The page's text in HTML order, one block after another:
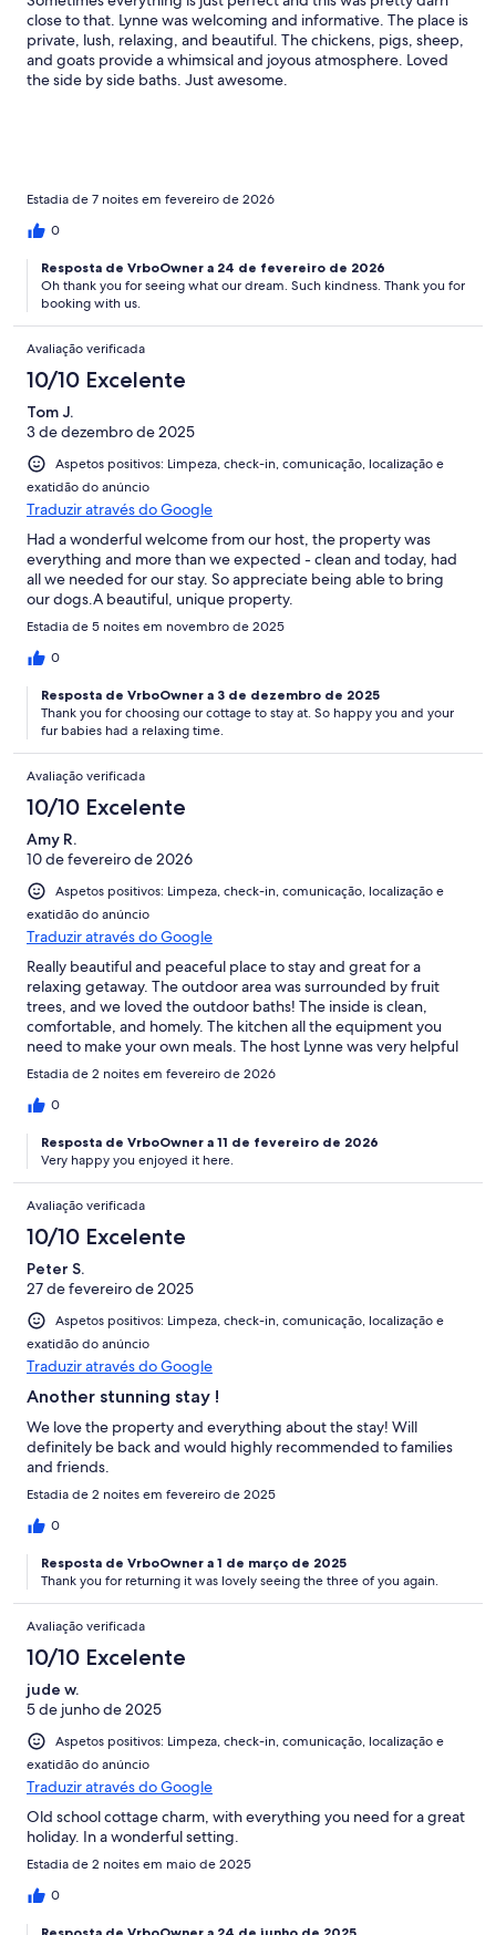
close to that. Lynne was welcoming and informative. The place is
private, lush, relaxing, and beautiful. The chickens, pigs, sheep,
and goats provide a whimsical and joyous atmosphere. Loved
the side by side baths. Just awesome.
Estadia de 7 noites em fevereiro de 2026
0
Resposta de VrboOwner a 24 de fevereiro de 2026
Oh thank you for seeing what our dream. Such kindness. Thank you for
booking with us.
Avaliação verificada
10/10 Excelente
Tom J.
3 de dezembro de 2025
Aspetos positivos: Limpeza, check-in, comunicação, localização e
exatidão do anúncio
Traduzir através do Google
Had a wonderful welcome from our host, the property was
everything and more than we expected - clean and today, had
all we needed for our stay. So appreciate being able to bring
our dogs.A beautiful, unique property.
Estadia de 5 noites em novembro de 2025
0
Resposta de VrboOwner a 3 de dezembro de 2025
Thank you for choosing our cottage to stay at. So happy you and your
fur babies had a relaxing time.
Avaliação verificada
10/10 Excelente
Amy R.
10 de fevereiro de 2026
Aspetos positivos: Limpeza, check-in, comunicação, localização e
exatidão do anúncio
Traduzir através do Google
Really beautiful and peaceful place to stay and great for a
relaxing getaway. The outdoor area was surrounded by fruit
trees, and we loved the outdoor baths! The inside is clean,
comfortable, and homely. The kitchen all the equipment you
need to make your own meals. The host Lynne was very helpful
and easy to contact. Thanks so much! We would love to come
Estadia de 2 noites em fevereiro de 2026
0
Resposta de VrboOwner a 11 de fevereiro de 2026
Very happy you enjoyed it here.
Avaliação verificada
10/10 Excelente
Peter S.
27 de fevereiro de 2025
Aspetos positivos: Limpeza, check-in, comunicação, localização e
exatidão do anúncio
Traduzir através do Google
Another stunning stay !
We love the property and everything about the stay! Will
definitely be back and would highly recommended to families
and friends.
Estadia de 2 noites em fevereiro de 2025
0
Resposta de VrboOwner a 1 de março de 2025
Thank you for returning it was lovely seeing the three of you again.
Avaliação verificada
10/10 Excelente
jude w.
5 de junho de 2025
Aspetos positivos: Limpeza, check-in, comunicação, localização e
exatidão do anúncio
Traduzir através do Google
Old school cottage charm, with everything you need for a great
holiday. In a wonderful setting.
Estadia de 2 noites em maio de 2025
0